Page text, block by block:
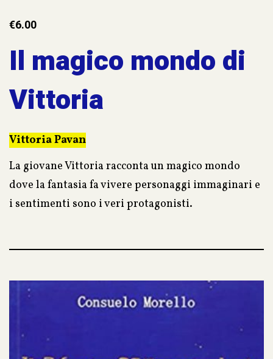
Il magico mondo di
Vittoria
€6.00
Vittoria Pavan
La giovane Vittoria racconta un magico mondo
dove la fantasia fa vivere personaggi immaginari e
i sentimenti sono i veri protagonisti.